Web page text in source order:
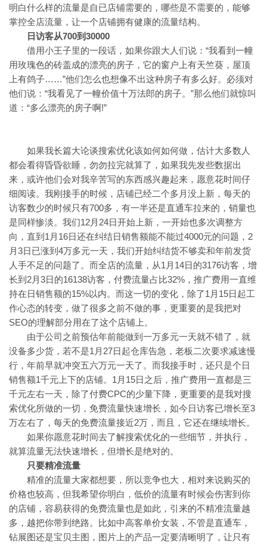
明白什么样的流量是自已店铺需要的，哪些是不需要的，能够
掌控全店流量，让一个店铺拥有健康的流量结构。
日访客从700到30000
借用小王子里的一段话，如果你跟大人们说：“我看到一幢
用玫瑰色的砖盖成的漂亮的房子，它的窗户上有天竺葵，屋顶
上有鸽子……”他们怎么也想像不出这种房子有多么好。必须对
他们说：“我看见了一幢价值十万法郎的房子。”那么他们就惊叫
道：“多么漂亮的房子啊!”
如果我长篇大论谈搜索优化该如何如何做，估计大多数人
都会看得昏昏欲睡，勿勿拉完就算了，如果我先发些数据出
来，或许他们会对我辛苦写的东西感兴趣起来，愿意花时间仔
细阅读。我刚接手的时候，店铺已经二个多月没上新，每天的
访客数少的时候只有700多，有一半还是直通车拉来的，销量也
是同样惨淡。我们12月24日开始上新，一开始也多次调整方
向，直到1月16日还在纠结日销售额能不能过4000元的问题，2
月3日已涨到4万多元一天，我们开始纠结货不够卖和年前发货
人手不足的问题了。而全店的流量，从1月14日的3176访客，增
长到2月3日的16138访客，付费流量占比32%，推广费用一直维
持在日销售额的15%以内。而这一切的变化，除了1月15日起工
作心态的转变，做了很多之前不做的事，更重要的是我把对
SEO的理解部分用在了这个店铺上。
由于公司之前预估年前能做到一万多元一天就不错了，就
没备多少货，若不是1月27日起仓库告急，老板二次要求减速慢
行，年前早就冲突五六万元一天了。而我接手时，还只是个日
销售额1千元上下的店铺。1月15日之后，推广费用一直都是三
千元左右一天，除了付费CPC的少量下降，更重要的是我对搜
索优化所做的一切，免费流量快速增长，如今日访客已增长至3
万左右了，每天的免费流量接近2万，而且，它还在继续增长。
如果你愿意花时间去了解搜索优化的一些细节，并执行，
就算流量无法快速增长，但增长是绝对的。
只要精准流量
精准的流量大家都想要，所以竞争也大，相对来说购买的
价格也较高，但我希望你明白，低价的流量有时候会伤害到你
的店铺，容易获得的免费流量也是如此，引来的不精准流量越
多，越把你带到绝路。比如中高客单价女装，不管是直通车，
钻展图还是宝贝主图，图片上的产品一定要清晰明了，让只有